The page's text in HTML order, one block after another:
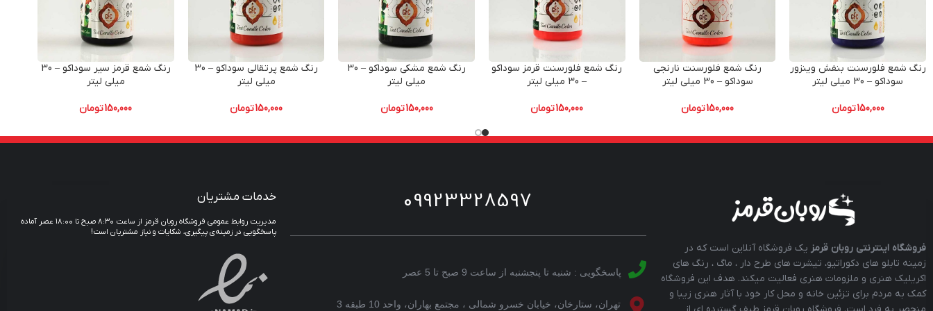
رنگ شمع فلورسنت بنفش وینزور
سوداکو – 30 میلی لیتر
150,000تومان
رنگ شمع فلورسنت نارنجی
سوداکو – 30 میلی لیتر
150,000تومان
رنگ شمع فلورسنت قرمز سوداکو
– 30 میلی لیتر
150,000تومان
رنگ شمع مشکی سوداکو – 30
میلی لیتر
150,000تومان
رنگ شمع پرتقالی سوداکو – 30
میلی لیتر
150,000تومان
رنگ شمع قرمز سیر سوداکو – 30
میلی لیتر
150,000تومان
فروشگاه اینترنتی روبان قرمز یک فروشگاه آنلاین است که در
زمینه تابلو های دکوراتیو، تیشرت های طرح دار ، ماگ ، رنگ های
اکریلیک هنری و ملزومات هنری فعالیت میکند. هدف این فروشگاه
کمک به مردم برای تزئین خانه و محل کار خود با آثار هنری زیبا و
09923328597
پاسخگویی : شنبه تا پنجشنبه از ساعت 9 صبح تا 5 عصر
تهران، ستارخان، خیابان خسرو شمالی ، مجتمع بهاران، واحد 10 طبقه 3
خدمات مشتریان
مدیریت روابط عمومی فروشگاه روبان قرمز از ساعت ۸:۳۰ صبح تا ۱۸:۰۰ عصر آماده
پاسخگویی در زمینه‌ی پیگیری، شکایات و نیاز مشتریان است!